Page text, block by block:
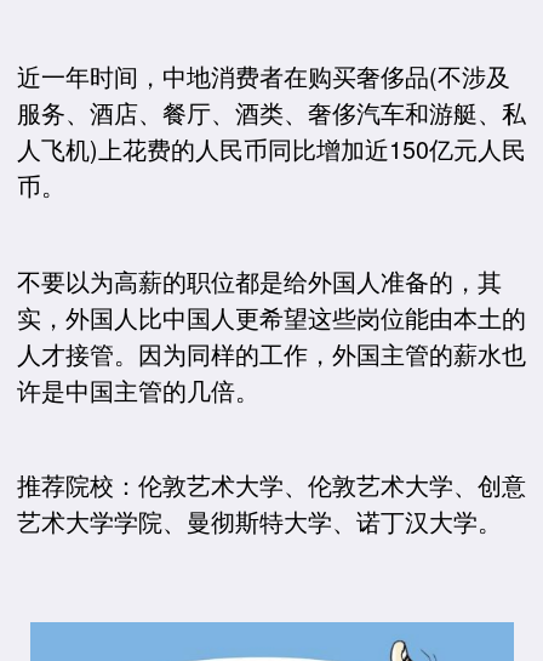
近一年时间，中地消费者在购买奢侈品(不涉及
服务、酒店、餐厅、酒类、奢侈汽车和游艇、私
人飞机)上花费的人民币同比增加近150亿元人民
币。
不要以为高薪的职位都是给外国人准备的，其
实，外国人比中国人更希望这些岗位能由本土的
人才接管。因为同样的工作，外国主管的薪水也
许是中国主管的几倍。
推荐院校：伦敦艺术大学、伦敦艺术大学、创意
艺术大学学院、曼彻斯特大学、诺丁汉大学。